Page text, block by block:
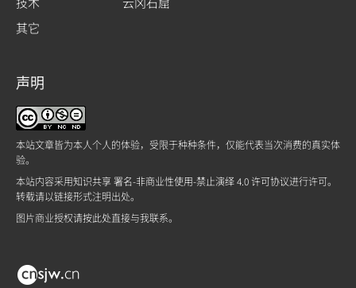
其它
声明
本站文章皆为本人个人的体验，受限于种种条件，仅能代表当次消费的真实体
验。
本站内容采用知识共享 署名-非商业性使用-禁止演绎 4.0 许可协议进行许可。
转载请以链接形式注明出处。
图片商业授权请按此处直接与我联系。